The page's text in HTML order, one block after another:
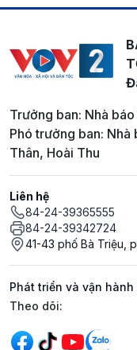
Trưởng ban: Nhà
Phó trưởng ban: Nhà
Thân, Hoài Thu
Liên hệ
84-24-39365555
84-24-39342724
41-43 phố Bà Triệu,
Phát triển và vận
Mạng xã hội
Theo dõi: